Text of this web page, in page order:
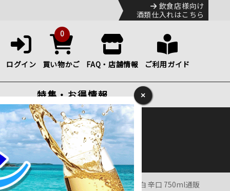
飲食店様向け
酒類仕入れはこちら
ログイン
0
買い物かご FAQ・店舗情報 ご利用ガイド
特集・お得情報
のHPをご確認下さい。
・カタルーニャ スパークリングワイン・白 辛口 750ml通販
×